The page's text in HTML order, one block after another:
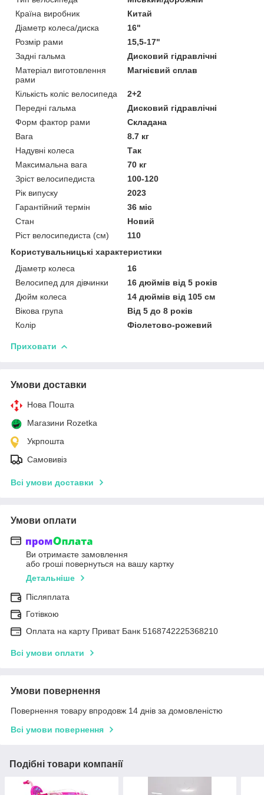
Країна виробник
Китай
Діаметр колеса/диска
16"
Розмір рами
15,5-17"
Задні гальма
Дисковий гідравлічні
Матеріал виготовлення
рами
Магнієвий сплав
Кількість коліс велосипеда
2+2
Передні гальма
Дисковий гідравлічні
Форм фактор рами
Складана
Вага
8.7 кг
Надувні колеса
Так
Максимальна вага
70 кг
Зріст велосипедиста
100-120
Рік випуску
2023
Гарантійний термін
36 міс
Стан
Новий
Ріст велосипедиста (см)
110
Користувальницькі характеристики
Діаметр колеса
16
Велосипед для дівчинки
16 дюймів від 5 років
Дюйм колеса
14 дюймів від 105 см
Вікова група
Від 5 до 8 років
Колір
Фіолетово-рожевий
Приховати
Умови доставки
Нова Пошта
Магазини Rozetka
Укрпошта
Самовивіз
Всі умови доставки
Умови оплати
Ви отримаєте замовлення
або гроші повернуться на вашу картку
Детальніше
Післяплата
Готівкою
Оплата на карту Приват Банк 5168742225368210
Всі умови оплати
Умови повернення
Повернення товару впродовж 14 днів за домовленістю
Всі умови повернення
Подібні товари компанії